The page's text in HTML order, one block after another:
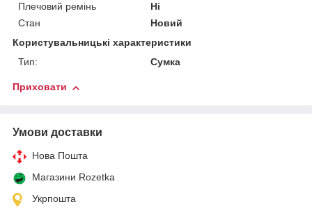
Плечовий ремінь
Ні
Стан
Новий
Користувальницькі характеристики
Тип:
Сумка
Приховати
Умови доставки
Нова Пошта
Магазини Rozetka
Укрпошта